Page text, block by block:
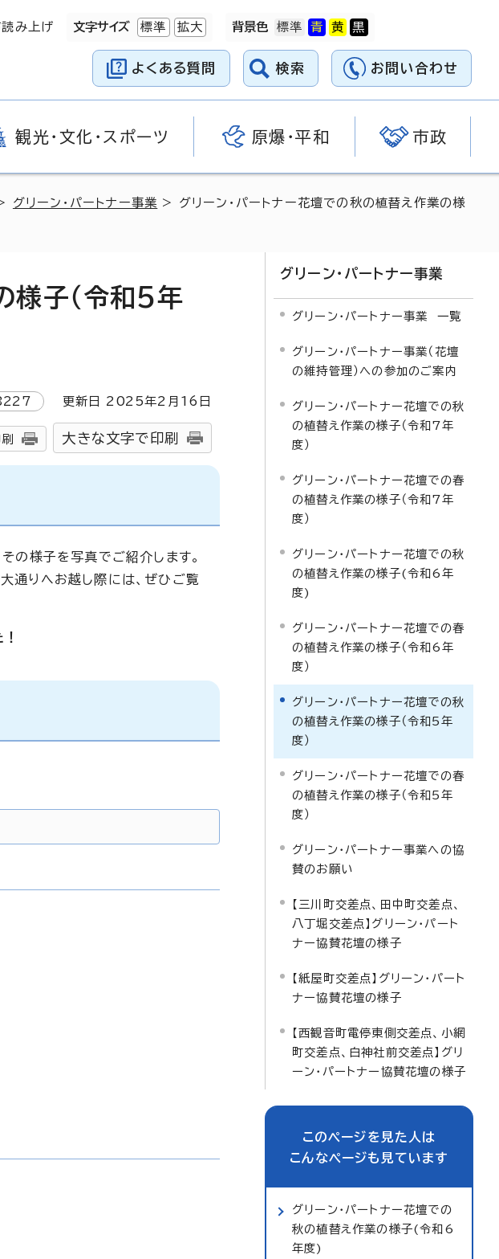
み上げ 文字サイズ 標準 拡大 背景色
よくある質問 検索 お問い合わせ
観光・文化・スポーツ 原爆・平和 市政
グリーン・パートナー事業 > グリーン・パートナー花壇での秋の植替え作業の様
様子（令和5年
更新日 2025年2月 16 日
大きな文字で印刷
の様子を写真でご紹介します。
大通りへお越し際には、ぜひご覧
グリーン・パートナー事業
グリーン・パートナー事業 一覧
グリーン・パートナー事業（花壇
の維持管理）への参加のご案内
グリーン・パートナー花壇での秋
の植替え作業の様子（令和7年
度）
グリーン・パートナー花壇での春
の植替え作業の様子（令和7年
度）
グリーン・パートナー花壇での秋
の植替え作業の様子(令和6年
度)
グリーン・パートナー花壇での春
の植替え作業の様子（令和6年
度）
グリーン・パートナー花壇での秋
の植替え作業の様子（令和5年
度）
グリーン・パートナー花壇での春
の植替え作業の様子（令和5年
度）
グリーン・パートナー事業への協
賛のお願い
【三川町交差点、田中町交差点、
八丁堀交差点】グリーン・パート
ナー協賛花壇の様子
【紙屋町交差点】グリーン・パート
ナー協賛花壇の様子
【西観音町電停東側交差点、小網
町交差点、白神社前交差点】グリ
ーン・パートナー協賛花壇の様子
このページを見た人は
こんなページも見ています
グリーン・パートナー花壇での
秋の植替え作業の様子(令和6
年度)